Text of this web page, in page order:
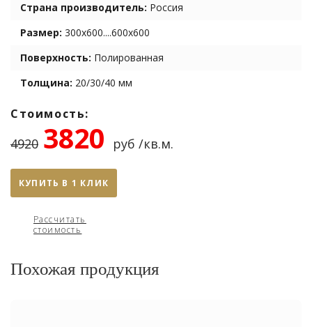
Страна производитель: Россия
Размер: 300х600....600х600
Поверхность: Полированная
Толщина: 20/30/40 мм
Стоимость:
4920 3820 руб /кв.м.
КУПИТЬ В 1 КЛИК
Рассчитать
стоимость
Похожая продукция